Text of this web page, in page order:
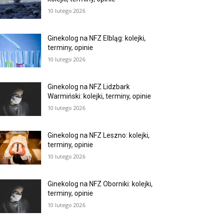
10 lutego 2026
Ginekolog na NFZ Elbląg: kolejki,
terminy, opinie
10 lutego 2026
Ginekolog na NFZ Lidzbark
Warmiński: kolejki, terminy, opinie
10 lutego 2026
Ginekolog na NFZ Leszno: kolejki,
terminy, opinie
10 lutego 2026
Ginekolog na NFZ Oborniki: kolejki,
terminy, opinie
10 lutego 2026